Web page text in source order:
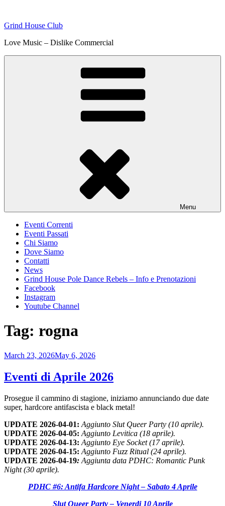
content
Grind House Club
Love Music – Dislike Commercial
Menu
Eventi Correnti
Eventi Passati
Chi Siamo
Dove Siamo
Contatti
News
Grind House Pole Dance Rebels – Info e Prenotazioni
Facebook
Instagram
Youtube Channel
Tag: rogna
Posted
March 23, 2026May 6, 2026
Eventi di Aprile 2026
Prosegue il cammino di stagione, iniziamo annunciando due date
super, hardcore antifascista e black metal!
UPDATE 2026-04-01: Aggiunto Slut Queer Party (10 aprile).
UPDATE 2026-04-05: Aggiunto Levitica (18 aprile).
UPDATE 2026-04-13: Aggiunto Eye Socket (17 aprile).
UPDATE 2026-04-15: Aggiunto Fuzz Ritual (24 aprile).
UPDATE 2026-04-19: Aggiunta data PDHC: Romantic Punk
Night (30 aprile).
PDHC #6: Antifa Hardcore Night – Sabato 4 Aprile
Slut Queer Party – Venerdi 10 Aprile